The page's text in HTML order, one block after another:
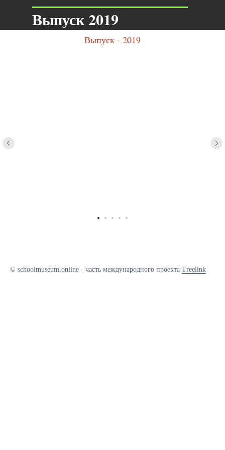
Выпуск 2019
Выпуск - 2019
© schoolmuseum.online - часть международного проекта Treelink